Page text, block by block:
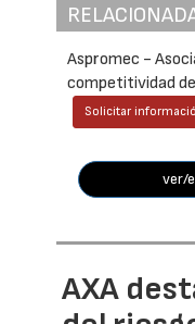
Aspromec -
competitividad
Solicitar
ver/
AXA